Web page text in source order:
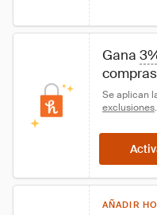
Gana
Se aplican
exclusiones.
AÑADIR